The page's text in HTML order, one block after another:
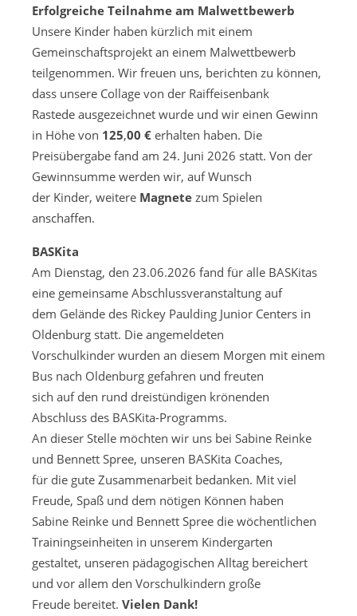
Erfolgreiche Teilnahme am Malwettbewerb
Unsere Kinder haben kürzlich mit einem
Gemeinschaftsprojekt an einem Malwettbewerb
teilgenommen. Wir freuen uns, berichten zu können,
dass unsere Collage von der Raiffeisenbank
Rastede ausgezeichnet wurde und wir einen Gewinn
in Höhe von 125,00 € erhalten haben. Die
Preisübergabe fand am 24. Juni 2026 statt. Von der
Gewinnsumme werden wir, auf Wunsch
der Kinder, weitere Magnete zum Spielen
anschaffen.
BASKita
Am Dienstag, den 23.06.2026 fand für alle BASKitas
eine gemeinsame Abschlussveranstaltung auf
dem Gelände des Rickey Paulding Junior Centers in
Oldenburg statt. Die angemeldeten
Vorschulkinder wurden an diesem Morgen mit einem
Bus nach Oldenburg gefahren und freuten
sich auf den rund dreistündigen krönenden
Abschluss des BASKita-Programms.
An dieser Stelle möchten wir uns bei Sabine Reinke
und Bennett Spree, unseren BASKita Coaches,
für die gute Zusammenarbeit bedanken. Mit viel
Freude, Spaß und dem nötigen Können haben
Sabine Reinke und Bennett Spree die wöchentlichen
Trainingseinheiten in unserem Kindergarten
gestaltet, unseren pädagogischen Alltag bereichert
und vor allem den Vorschulkindern große
Freude bereitet. Vielen Dank!